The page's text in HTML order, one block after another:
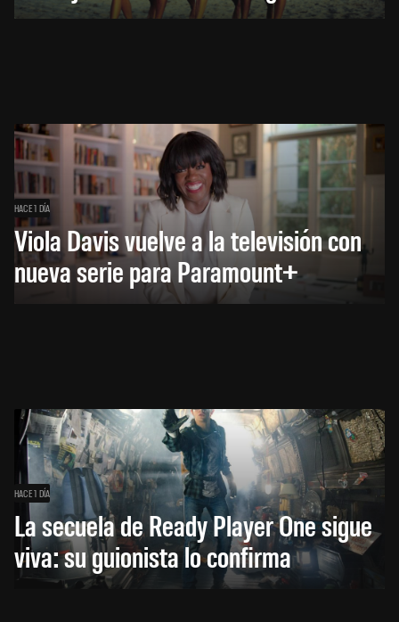
HACE 1 DÍA
Viola Davis vuelve a la televisión con
nueva serie para Paramount+
HACE 1 DÍA
La secuela de Ready Player One sigue
viva: su guionista lo confirma